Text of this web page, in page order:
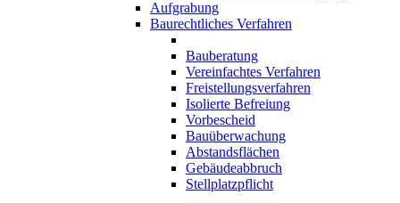
Aufgrabung
Baurechtliches Verfahren
Bauberatung
Vereinfachtes Verfahren
Freistellungsverfahren
Isolierte Befreiung
Vorbescheid
Bauüberwachung
Abstandsflächen
Gebäudeabbruch
Stellplatzpflicht